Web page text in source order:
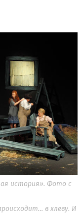
история». Фото с
в хлеву. И